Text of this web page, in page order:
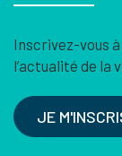
Inscrivez-vous
l’actualité de la
JE